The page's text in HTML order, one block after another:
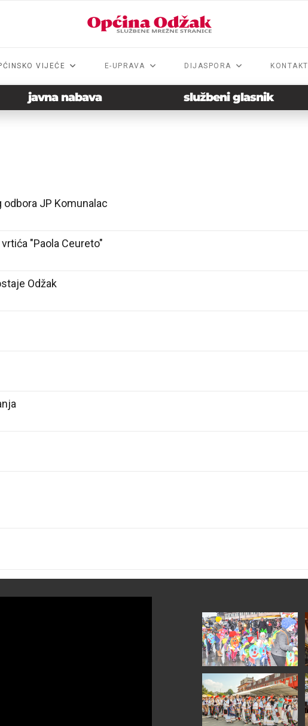
VIJEĆE E-UPRAVA DIJASPORA KONTAKT
javna nabava službeni glasnik
JP Komunalac
"Paola Ceureto"
Odžak